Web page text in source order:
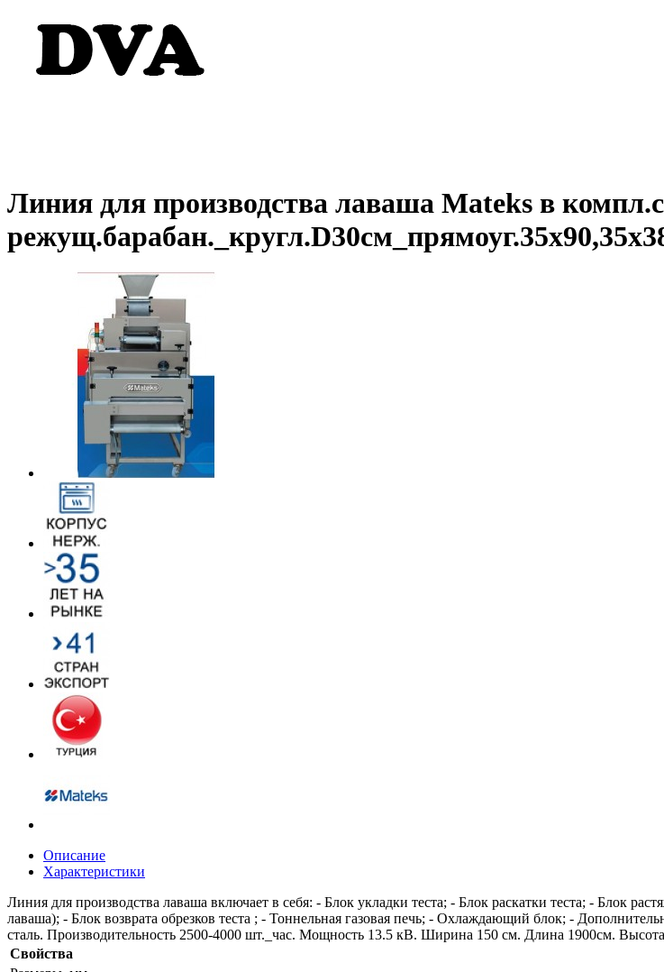
Линия для производства лаваша Mateks в
Описание
Характеристики
Линия для производства лаваша включает в себя: - Блок укладки теста; - Блок раскатки теста; - Блок
лаваша); - Блок возврата обрезков теста ; - Тоннельная газовая печь; - Охлаждающий блок; -
сталь. Производительность 2500-4000 шт._час. Мощность 13.5 кВ. Ширина 150 см. Длина 1900см. Высота
Свойства